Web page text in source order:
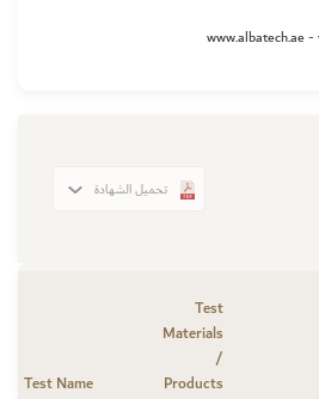
www.albatech.ae
تحميل الشهادة
Test
Materials
/
Products
Test Name